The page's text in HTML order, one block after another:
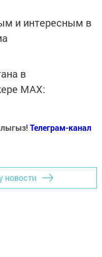
и интересным в
в
MАХ:
Телеграм-канал
новости